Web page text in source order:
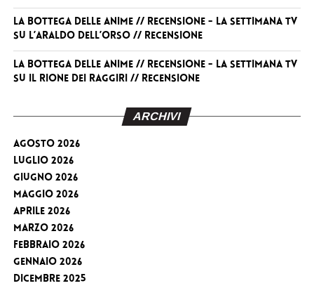
La Bottega delle Anime // RECENSIONE - La Settimana TV
su L’Araldo dell’Orso // RECENSIONE
La Bottega delle Anime // RECENSIONE - La Settimana TV
su Il Rione dei Raggiri // RECENSIONE
ARCHIVI
Agosto 2026
Luglio 2026
Giugno 2026
Maggio 2026
Aprile 2026
Marzo 2026
Febbraio 2026
Gennaio 2026
Dicembre 2025